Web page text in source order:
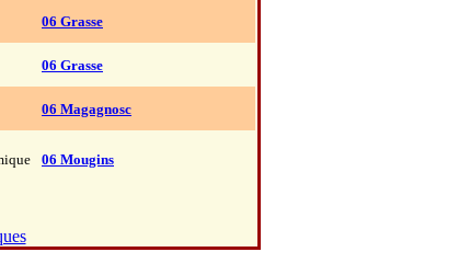
06 Grasse
06 Grasse
06 Magagnosc
06 Mougins